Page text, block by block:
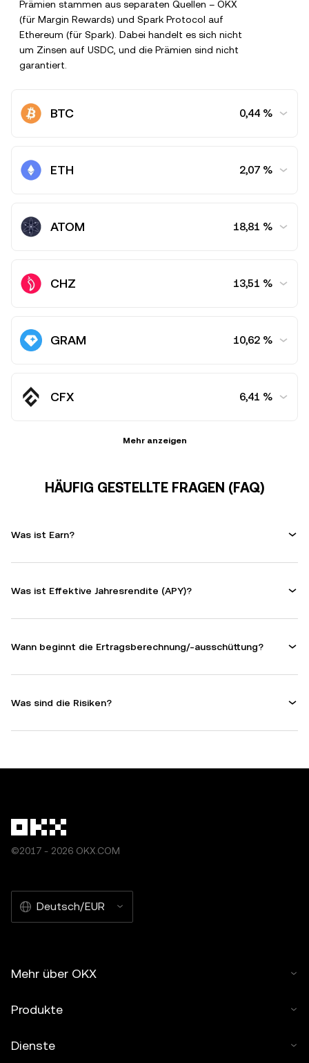
Prämien stammen aus separaten Quellen – OKX
(für Margin Rewards) und Spark Protocol auf
Ethereum (für Spark). Dabei handelt es sich nicht
um Zinsen auf USDC, und die Prämien sind nicht
garantiert.
BTC 0,44 %
Babylon BTC
0,44 % Anlegen
ETH 2,07 %
ETH-Staking
2,07 % Anlegen
ATOM 18,81 %
Cosmos
18,81 % Anlegen
CHZ 13,51 %
Chiliz
13,51 % Anlegen
GRAM 10,62 %
TON
10,62 % Anlegen
CFX 6,41 %
Mehr anzeigen
HÄUFIG GESTELLTE FRAGEN (FAQ)
Was ist Earn?
Was ist Effektive Jahresrendite (APY)?
Wann beginnt die Ertragsberechnung/-ausschüttung?
Was sind die Risiken?
©2017 - 2026 OKX.COM
Deutsch/EUR
Mehr über OKX
Produkte
Dienste